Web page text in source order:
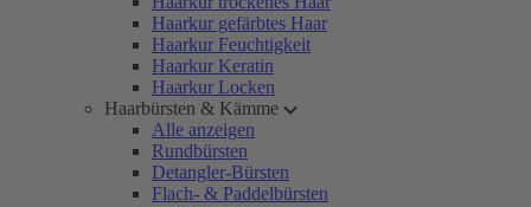
Haarkur gefärbtes Haar
Haarkur Feuchtigkeit
Haarkur Keratin
Haarkur Locken
Haarbürsten & Kämme
Alle anzeigen
Rundbürsten
Detangler-Bürsten
Flach- & Paddelbürsten